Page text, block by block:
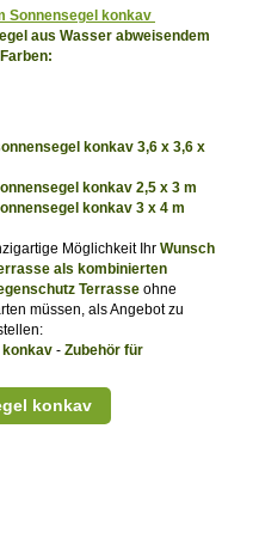
Sonnensegel konkav
aus Wasser abweisendem
konkav 3,6 x 3,6 x
konkav 2,5 x 3 m
konkav 3 x 4 m
Möglichkeit Ihr Wunsch
als kombinierten
Terrasse ohne
müssen, als Angebot zu
konkav - Zubehör für
konkav